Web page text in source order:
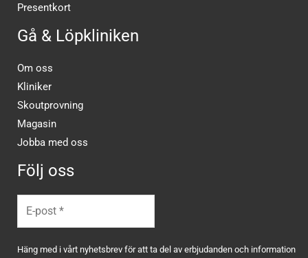
Presentkort
Gå & Löpkliniken
Om oss
Kliniker
Skoutprovning
Magasin
Jobba med oss
Följ oss
Häng med i vårt nyhetsbrev för att ta del av erbjudanden och information